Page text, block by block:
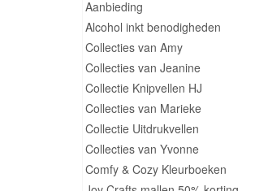
Aanbieding
Alcohol inkt benodigheden
Collecties van Amy
Collecties van Jeanine
Collectie Knipvellen HJ
Collecties van Marieke
Collectie Uitdrukvellen
Collecties van Yvonne
Comfy & Cozy Kleurboeken